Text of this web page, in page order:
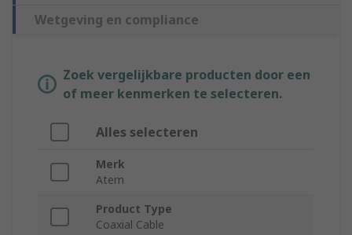
Wetgeving en compliance
Zoek vergelijkbare producten door een
of meer kenmerken te selecteren.
Alles selecteren
Merk
Atem
Product Type
Coaxial Cable